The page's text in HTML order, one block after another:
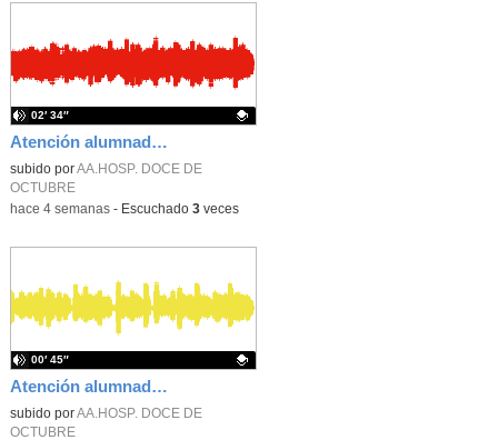
Atención alumnado enfermo. Aula dentro del hospital. Sara Martín Fernández.
Contenido educativo.
subido porAA.HOSP. DOCE DE
OCTUBRE
02′ 34″
-hace 4 semanas- Escuchado 3veces
Atención alumnado enfermo. Aula dentro del hospital. Rosa María Poza Hervás
Contenido educativo.
subido porAA.HOSP. DOCE DE
OCTUBRE
00′ 45″